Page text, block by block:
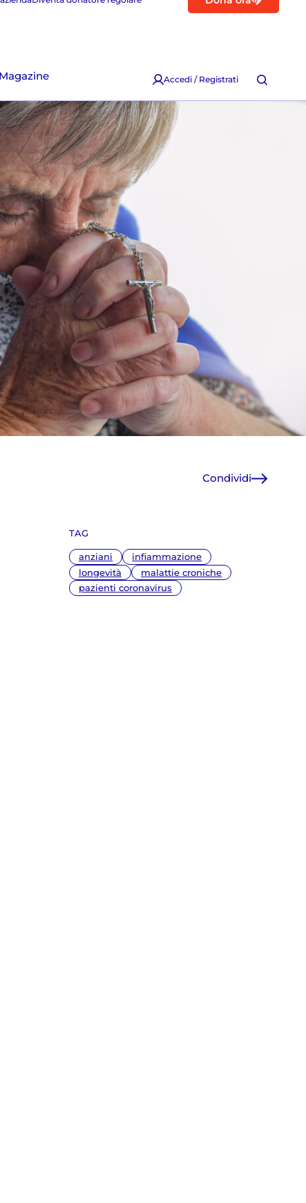
Magazine Accedi / Registrati
Condividi
E-Mail
Copia link
TAG
anziani
infiammazione
longevità
malattie croniche
pazienti coronavirus